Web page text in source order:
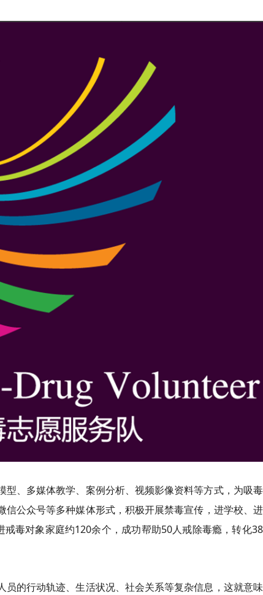
、多媒体教学、案例分析、视频影像资料等方式，为吸
公众号等多种媒体形式，积极开展禁毒宣传，进学校、
毒对象家庭约120余个，成功帮助50人戒除毒瘾，转化
的行动轨迹、生活状况、社会关系等复杂信息，这就意